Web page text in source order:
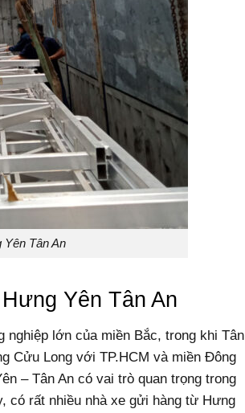
Tân An
Yên Tân An
nghiệp lớn của miền Bắc, trong khi Tân
Cửu Long với TP.HCM và miền Đông
– Tân An có vai trò quan trọng trong
có rất nhiều nhà xe gửi hàng từ Hưng